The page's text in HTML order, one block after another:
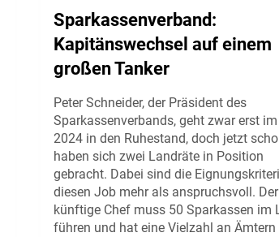
Sparkassenverband:
Kapitänswechsel auf einem
großen Tanker
Peter Schneider, der Präsident des
Sparkassenverbands, geht zwar erst
2024 in den Ruhestand, doch jetzt
haben sich zwei Landräte in Position
gebracht. Dabei sind die
diesen Job mehr als anspruchsvoll. Der
künftige Chef muss 50 Sparkassen im
führen und hat eine Vielzahl an Ämtern